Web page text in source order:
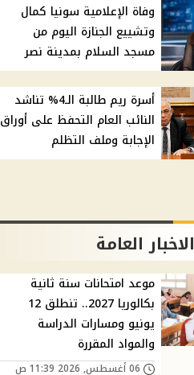
وفاة الإعلامية سونيا كمال
وتشييع الجنازة اليوم من
مسجد السلام بمدينة نصر
أسرة ريم طالبة الـ4% تناشد
النائب العام التحفظ على أوراق
الإجابة وملف التظلم
الاخبار العامة
موعد امتحانات سنة ثانية
بكالوريا 2027.. تنطلق 12
يونيو ومسارات الدراسة
والمواد المقررة
06 أغسطس, 2026 11:39 ص